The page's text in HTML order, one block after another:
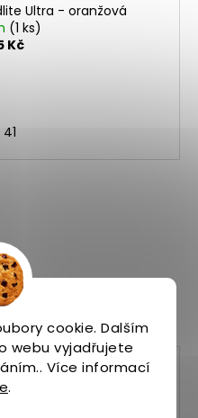
cookie. Dalším
webu vyjadřujete
Více informací
.
Ultra - oranžová
(1 ks)
Kč
41
Kód:CRF_24799_4_2